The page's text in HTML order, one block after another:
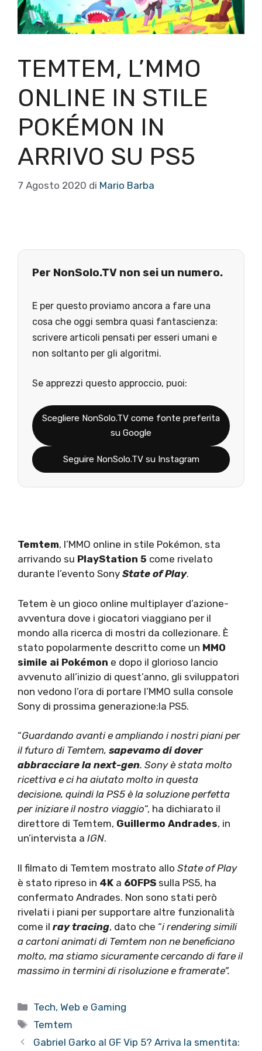
TEMTEM, L’MMO
ONLINE IN STILE
POKÉMON IN
ARRIVO SU PS5
7 Agosto 2020 di Mario Barba
Per NonSolo.TV non sei un numero.
E per questo proviamo ancora a fare una
cosa che oggi sembra quasi fantascienza:
scrivere articoli pensati per esseri umani e
non soltanto per gli algoritmi.
Se apprezzi questo approccio, puoi:
Scegliere NonSolo.TV come fonte preferita
su Google
Seguire NonSolo.TV su Instagram
Temtem, l’MMO online in stile Pokémon, sta
arrivando su PlayStation 5 come rivelato
durante l’evento Sony State of Play.
Tetem è un gioco online multiplayer d’azione-
avventura dove i giocatori viaggiano per il
mondo alla ricerca di mostri da collezionare. È
stato popolarmente descritto come un MMO
simile ai Pokémon e dopo il glorioso lancio
avvenuto all’inizio di quest’anno, gli sviluppatori
non vedono l’ora di portare l’MMO sulla console
Sony di prossima generazione:la PS5.
“Guardando avanti e ampliando i nostri piani per
il futuro di Temtem, sapevamo di dover
abbracciare la next-gen. Sony è stata molto
ricettiva e ci ha aiutato molto in questa
decisione, quindi la PS5 è la soluzione perfetta
per iniziare il nostro viaggio“, ha dichiarato il
direttore di Temtem, Guillermo Andrades, in
un’intervista a IGN.
Il filmato di Temtem mostrato allo State of Play
è stato ripreso in 4K a 60FPS sulla PS5, ha
confermato Andrades. Non sono stati però
rivelati i piani per supportare altre funzionalità
come il ray tracing, dato che “i rendering simili
a cartoni animati di Temtem non ne beneficiano
molto, ma stiamo sicuramente cercando di fare il
massimo in termini di risoluzione e framerate”.
Categorie
Tech, Web e Gaming
Tag
Temtem
Gabriel Garko al GF Vip 5? Arriva la smentita: